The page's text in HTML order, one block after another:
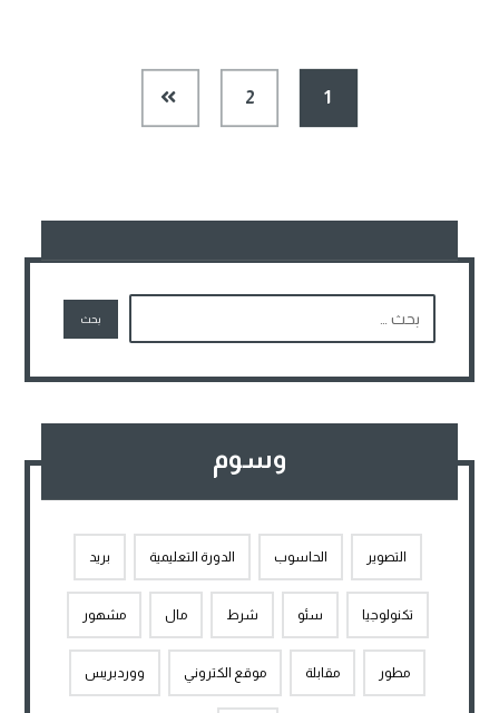
1
2
وسوم
التصوير الحاسوب الدورة التعليمية بريد
تكنولوجيا سئو شرط مال مشهور
مطور مقابلة موقع الكتروني ووردبريس